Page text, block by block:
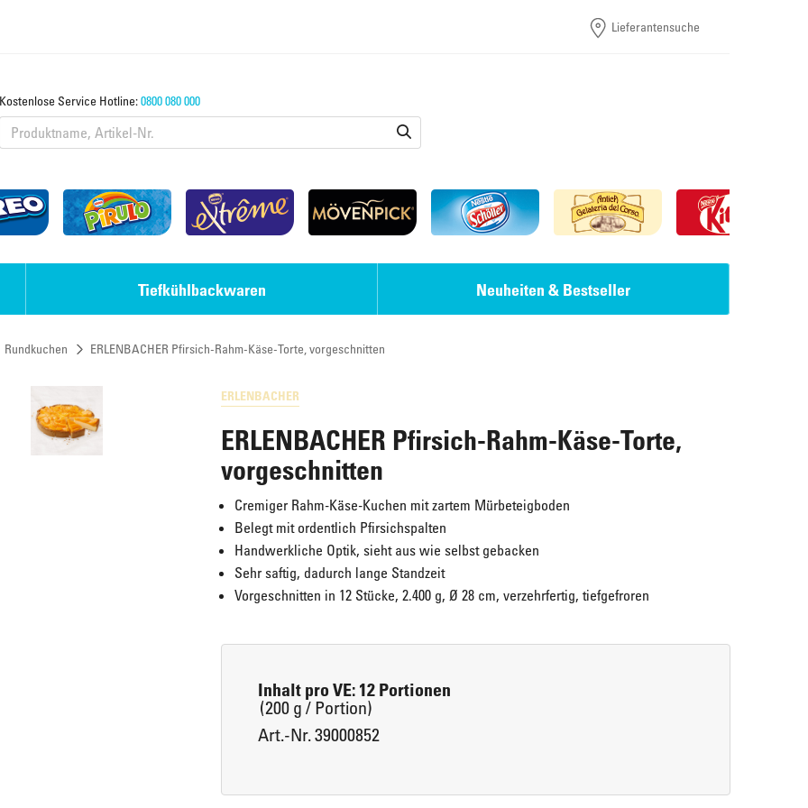
Lieferantensuche
Kostenlose Service Hotline:0800 080 000
Eis für Zuhause
Tiefkühlbackwaren
Brot, Körberl & Baguettes
Neuheiten & Bestseller
Rundkuchen ERLENBACHER Pfirsich-Rahm-Käse-Torte, vorgeschnitten
ERLENBACHER
ERLENBACHER Pfirsich-Rahm-Käse-Torte,
vorgeschnitten
Cremiger Rahm-Käse-Kuchen mit zartem Mürbeteigboden
Belegt mit ordentlich Pfirsichspalten
Handwerkliche Optik, sieht aus wie selbst gebacken
Sehr saftig, dadurch lange Standzeit
Vorgeschnitten in 12 Stücke, 2.400 g, Ø 28 cm, verzehrfertig, tiefgefroren
Inhalt pro VE: 12 Portionen
(200 g / Portion)
Art.-Nr. 39000852